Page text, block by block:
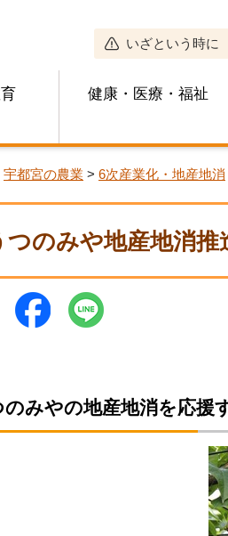
いざという時に
健康・医療・福祉
宇都宮の農業 > 6次産業化・地産地消
つのみや地産地消推
のみやの地産地消を応援